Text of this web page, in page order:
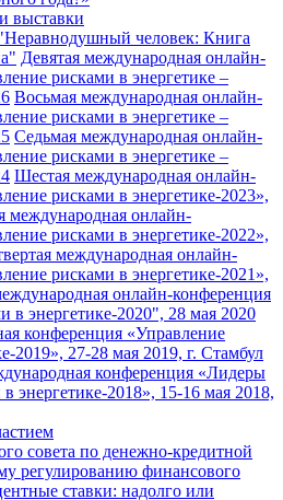
выставки
человек: Книга
Девятая международная онлайн-
рисками в энергетике –
Восьмая международная онлайн-
рисками в энергетике –
Седьмая международная онлайн-
рисками в энергетике –
Шестая международная онлайн-
рисками в энергетике-2023»,
международная онлайн-
рисками в энергетике-2022»,
международная онлайн-
рисками в энергетике-2021»,
онлайн-конференция
в энергетике-2020", 28 мая 2020
конференция «Управление
2019», 27-28 мая 2019, г. Стамбул
конференция «Лидеры
энергетике-2018», 15-16 мая 2018,
совета по денежно-кредитной
регулированию финансового
ставки: надолго или